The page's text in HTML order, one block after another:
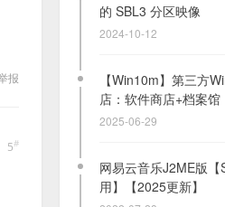
店：软件商店+档案馆
2025-06-29
网易云音乐J2ME版
用】【2025更新】
2022-07-28
[链接修复] Lumia950/
WIN10/11ARM教程及
报
5#